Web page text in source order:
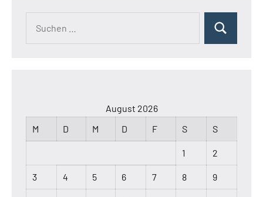
Suchen
August 2026
M
D M D F S S
1 2
3 4 5 6 7 8 9